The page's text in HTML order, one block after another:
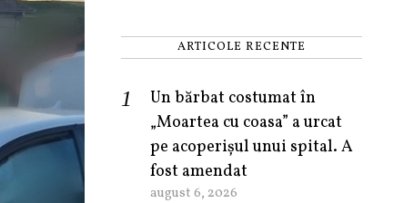
ARTICOLE RECENTE
Un bărbat costumat în
„Moartea cu coasa” a urcat
pe acoperișul unui spital. A
fost amendat
august 6, 2026